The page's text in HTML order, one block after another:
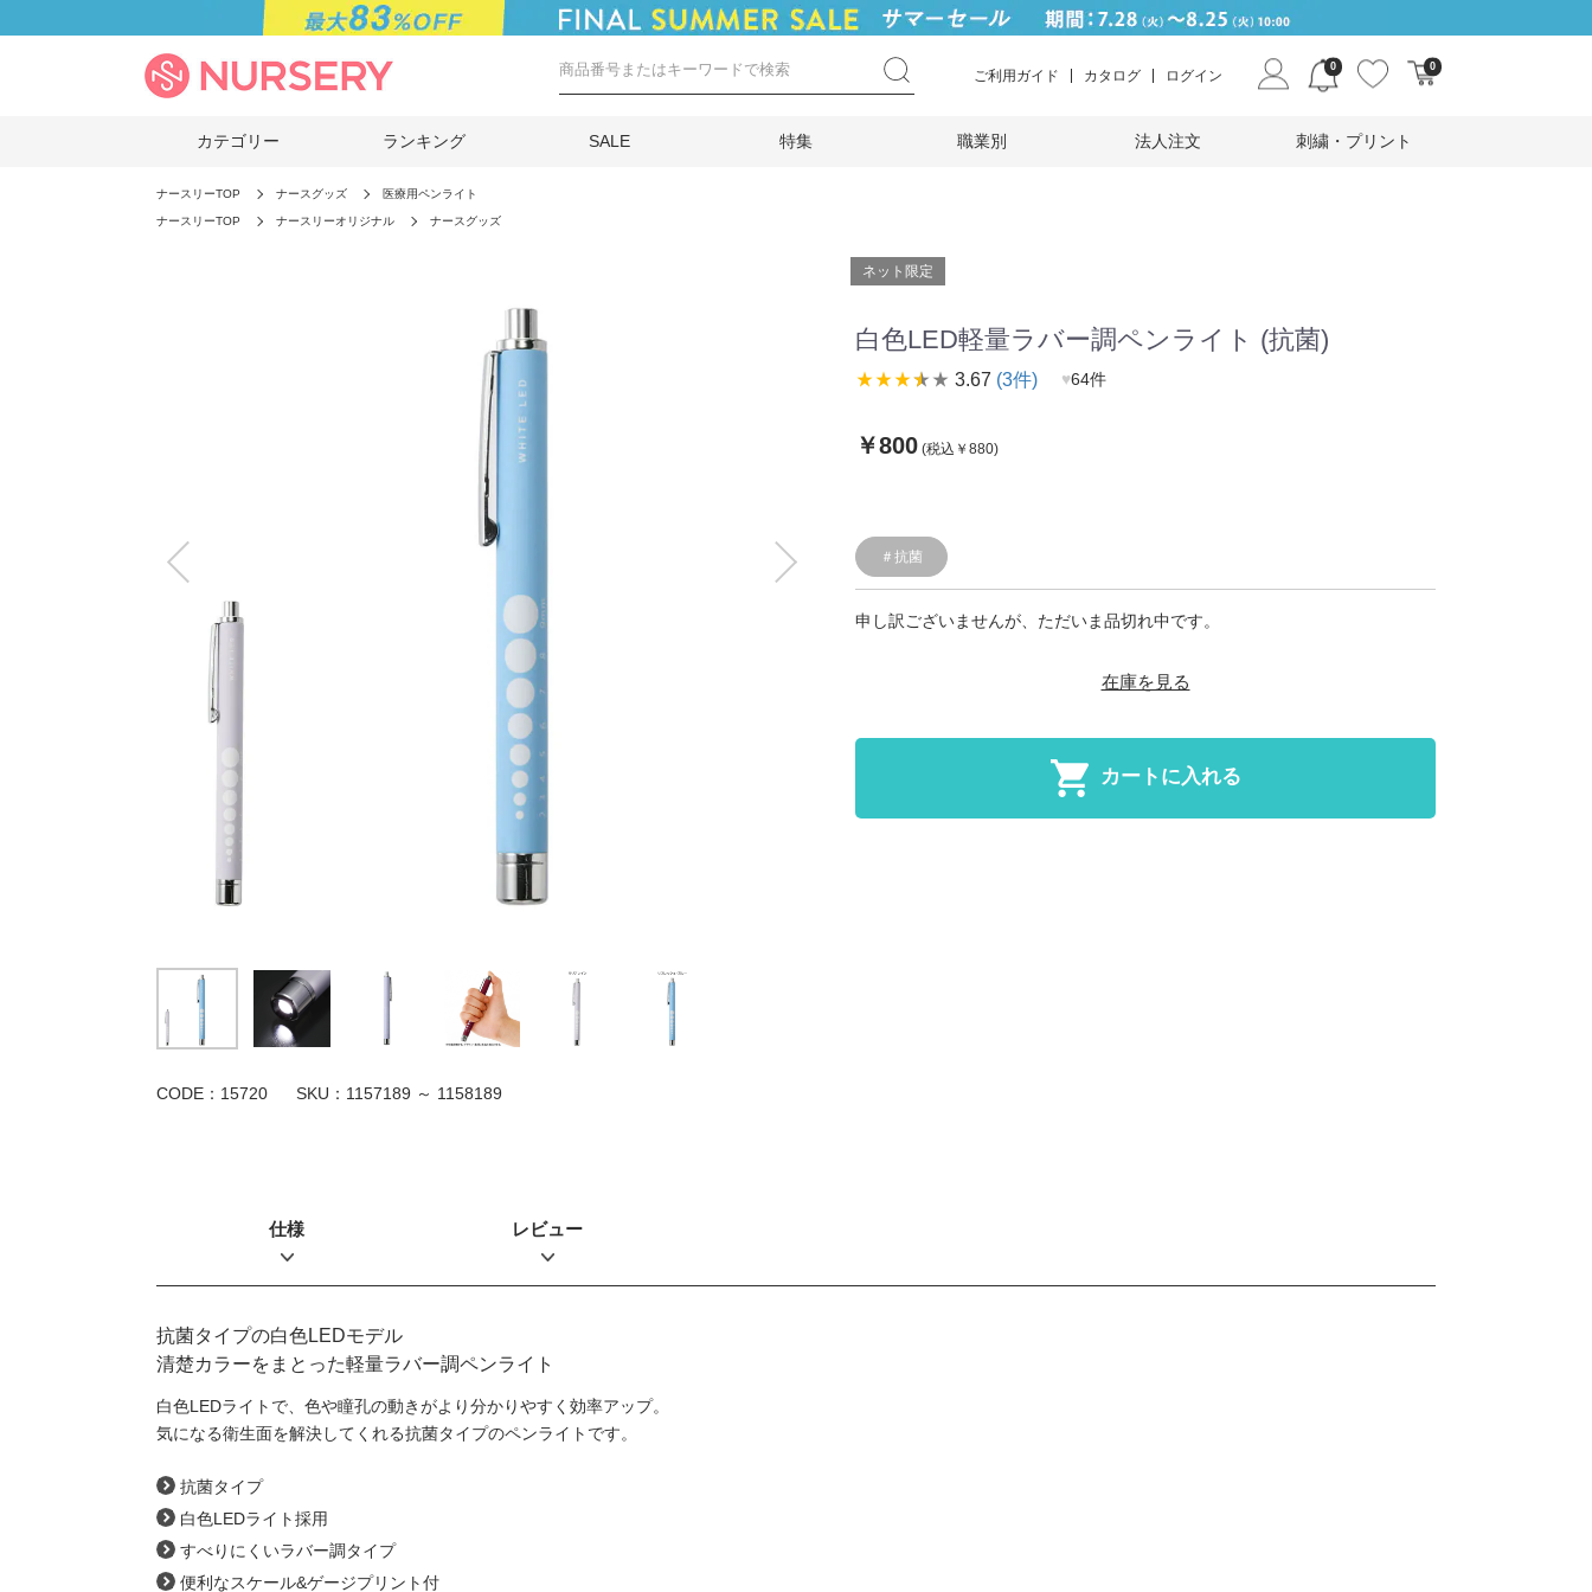
ご利用ガイド カタログ ログイン
0 0
カテゴリー ランキング SALE 特集 職業別 法人注文 刺繍・プリント
ナースリーTOP ナースグッズ 医療用ペンライト
ナースリーTOP ナースリーオリジナル ナースグッズ
CODE：15720 SKU： 1157189 ～ 1158189
ネット限定
白色LED軽量ラバー調ペンライト (抗菌)
star_ratestar_ratestar_ratestar_rate star_rate 3.67 (3件) ♥64件
￥800 (税込￥880)
＃抗菌
申し訳ございませんが、ただいま品切れ中です。
在庫を見る
カートに入れる
仕様 レビュー
抗菌タイプの白色LEDモデル
清楚カラーをまとった軽量ラバー調ペンライト
白色LEDライトで、色や瞳孔の動きがより分かりやすく効率アップ。
気になる衛生面を解決してくれる抗菌タイプのペンライトです。
抗菌タイプ
白色LEDライト採用
すべりにくいラバー調タイプ
便利なスケール&ゲージプリント付